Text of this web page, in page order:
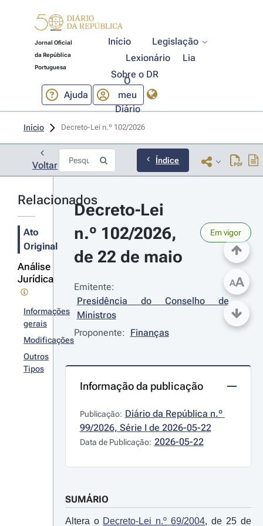
Jornal Oficial
da República
Portuguesa
Início
Legislação
Lexionário
Lia
Sobre o DR
Ajuda
O
meu
Diário
Início Decreto-Lei n.º 102/2026
Voltar Índice
Relacionados
Ato
Original
Análise
Jurídica
Informações
gerais
Modificações
Outros
Tipos
Decreto-Lei
n.º 102/2026,
de 22 de maio
Em vigor
Emitente:
Presidência do Conselho de
Ministros
Proponente: Finanças
Informação da publicação
Publicação: Diário da República n.º
99/2026, Série I de 2026-05-22
Data de Publicação: 2026-05-22
SUMÁRIO
Altera o Decreto-Lei n.º 69/2004, de 25 de
AA